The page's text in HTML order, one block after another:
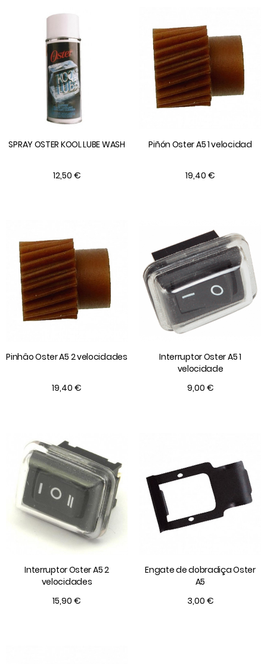
SPRAY OSTER KOOL LUBE WASH
12,50 €
Piñón Oster A5 1 velocidad
19,40 €
Pinhâo Oster A5 2 velocidades
19,40 €
Interruptor Oster A5 1
velocidade
9,00 €
Interruptor Oster A5 2
velocidades
15,90 €
Engate de dobradiça Oster
A5
3,00 €